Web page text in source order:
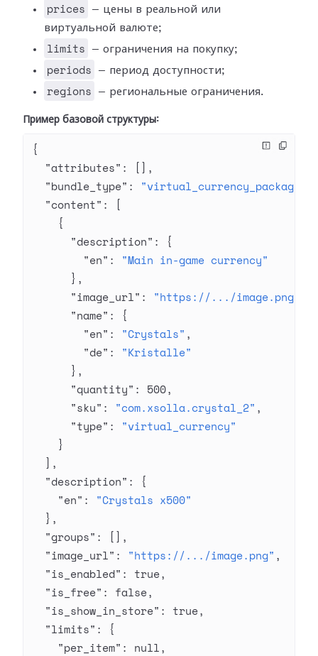
prices
— цены в реальной или
виртуальной валюте;
limits — ограничения на покупку;
periods — период доступности;
regions — региональные ограничения.
Пример базовой структуры:
{
  "attributes"
: [],
  "bundle_type"
: "virtual_currency_package"
  "content"
: [
    {
      "description"
: {
        "en"
: "Main in-game currency"
      },
      "image_url"
: "https://.../image.png"
      "name"
: {
        "en"
: "Crystals" ,
        "de"
: "Kristalle"
      },
      "quantity"
: 500,
      "sku"
: "com.xsolla.crystal_2" ,
      "type"
: "virtual_currency"
    }
  ],
  "description"
: {
    "en"
: "Crystals x500"
  },
  "groups"
: [],
  "image_url"
: "https://.../image.png" ,
  "is_enabled"
: true,
  "is_free"
: false,
  "is_show_in_store"
: true,
  "limits"
: {
    "per_item"
: null,